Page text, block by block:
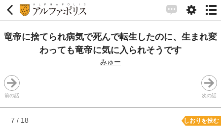
竜帝に捨てられ病気で死んで転生したのに、生まれ変
わっても竜帝に気に入られそうです
みゅー
前の話 次の話
7 / 18 しおりを挟む